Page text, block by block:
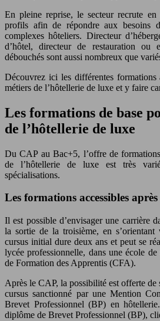
En pleine reprise, le secteur recrute
profils afin de répondre aux besoins
complexes hôteliers. Directeur
d’hôtel, directeur de restauration ou
débouchés sont aussi nombreux que
Découvrez ici les différentes
métiers de l’hôtellerie de luxe et y faire
Les formations de base
de l’hôtellerie de luxe
Du CAP au Bac+5, l’offre de
de l’hôtellerie de luxe est très
spécialisations.
Les formations accessibles
Il est possible d’envisager une carrière
la sortie de la troisième, en
cursus initial dure deux ans et peut se
lycée professionnelle, dans une école
de Formation des Apprentis (CFA).
Après le CAP, la possibilité est offerte de
cursus sanctionné par une Mention
Brevet Professionnel (BP) en
diplôme de Brevet Professionnel (BP),